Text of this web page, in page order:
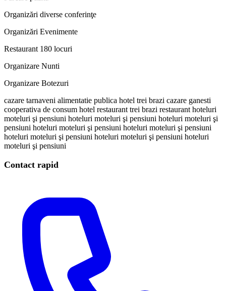
Organizări diverse conferinţe
Organizări Evenimente
Restaurant 180 locuri
Organizare Nunti
Organizare Botezuri
cazare tarnaveni alimentatie publica hotel trei brazi cazare ganesti
cooperativa de consum hotel restaurant trei brazi restaurant hoteluri
moteluri şi pensiuni hoteluri moteluri şi pensiuni hoteluri moteluri şi
pensiuni hoteluri moteluri şi pensiuni hoteluri moteluri şi pensiuni
hoteluri moteluri şi pensiuni hoteluri moteluri şi pensiuni hoteluri
moteluri şi pensiuni
Contact rapid